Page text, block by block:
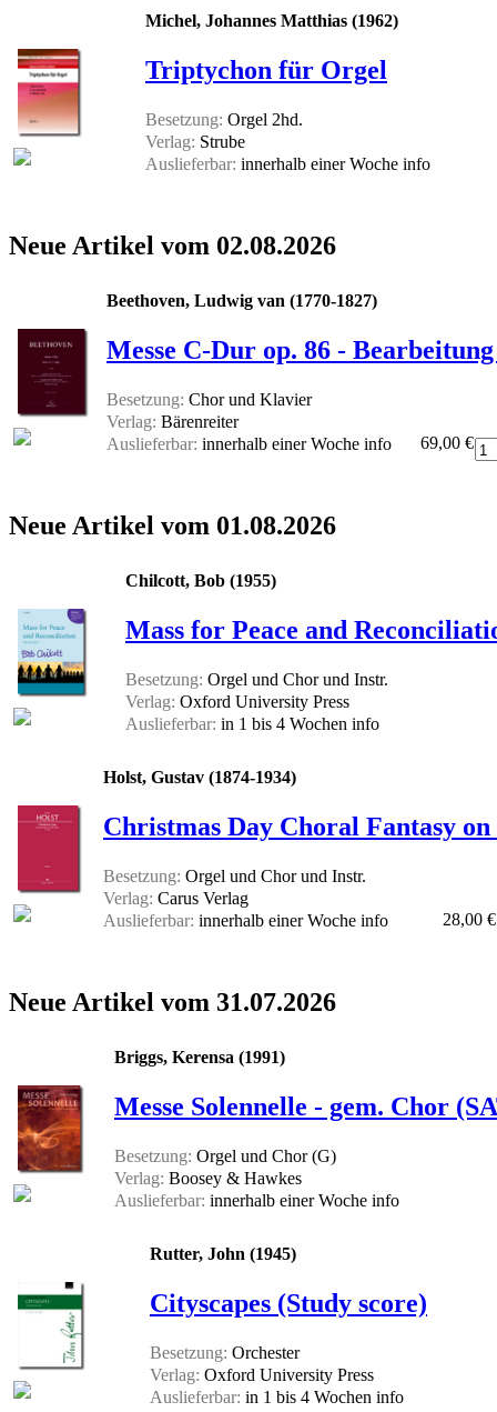
Michel, Johannes Matthias (1962)
Triptychon für Orgel
Besetzung: Orgel 2hd.
Verlag: Strube
Auslieferbar: innerhalb einer Woche info
Neue Artikel vom 02.08.2026
Beethoven, Ludwig van (1770-1827)
Messe C-Dur op. 86 -
Besetzung: Chor und Klavier
Verlag: Bärenreiter
Auslieferbar: innerhalb einer Woche info 69,00 €
Neue Artikel vom 01.08.2026
Chilcott, Bob (1955)
Mass for Peace and
Besetzung: Orgel und Chor und Instr.
Verlag: Oxford University Press
Auslieferbar: in 1 bis 4 Wochen info
Holst, Gustav (1874-1934)
Christmas Day Choral Fantasy
Besetzung: Orgel und Chor und Instr.
Verlag: Carus Verlag
Auslieferbar: innerhalb einer Woche info 28,00 €
Neue Artikel vom 31.07.2026
Briggs, Kerensa (1991)
Messe Solennelle - gem. Chor
Besetzung: Orgel und Chor (G)
Verlag: Boosey & Hawkes
Auslieferbar: innerhalb einer Woche info
Rutter, John (1945)
Cityscapes (Study score)
Besetzung: Orchester
Verlag: Oxford University Press
Auslieferbar: in 1 bis 4 Wochen info